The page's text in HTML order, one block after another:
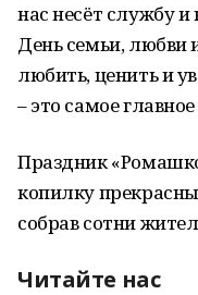
нас несёт службу и
День семьи, любви
любить, ценить и
– это самое
Праздник
копилку
собрав сотни
Читайте нас